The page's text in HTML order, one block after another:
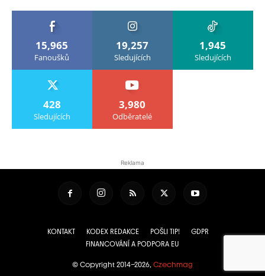
15,965
Fanoušků
19,257
Sledujících
1,945
Sledujících
428
Sledujících
3,980
Odběratelé
Reklama
KONTAKT KODEX REDAKCE POŠLI TIP!
GDPR
FINANCOVÁNÍ A PODPORA EU
© Copyright 2014–2026, Czechmag